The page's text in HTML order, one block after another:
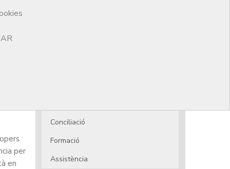
per
en
Conciliació
Formació
Assistència